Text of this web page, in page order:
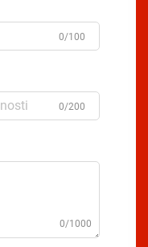
0/100
0/200
0/1000